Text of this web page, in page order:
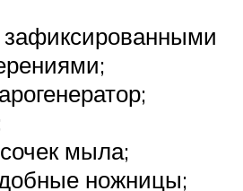
зафиксированными
мыла;
ножницы;